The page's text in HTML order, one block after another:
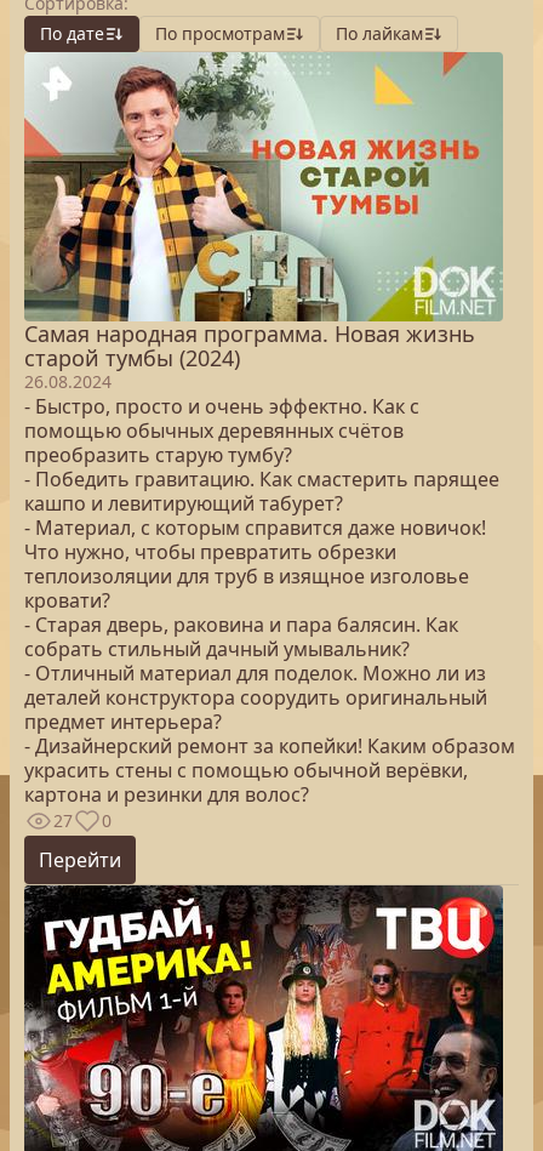
По дате
По просмотрам По лайкам
Самая народная программа. Новая жизнь
старой тумбы (2024)
26.08.2024
- Быстро, просто и очень эффектно. Как с
помощью обычных деревянных счётов
преобразить старую тумбу?
- Победить гравитацию. Как смастерить парящее
кашпо и левитирующий табурет?
- Материал, с которым справится даже новичок!
Что нужно, чтобы превратить обрезки
теплоизоляции для труб в изящное изголовье
кровати?
- Старая дверь, раковина и пара балясин. Как
собрать стильный дачный умывальник?
- Отличный материал для поделок. Можно ли из
деталей конструктора соорудить оригинальный
предмет интерьера?
- Дизайнерский ремонт за копейки! Каким образом
украсить стены с помощью обычной верёвки,
картона и резинки для волос?
27 0
Перейти